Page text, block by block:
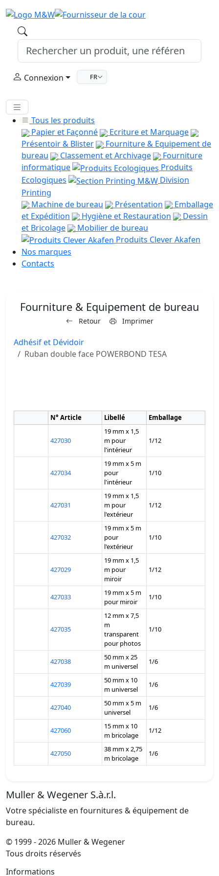
Connexion FR
Tous les produits
Papier et Façonné
Ecriture et Marquage
Présentoir & Blister
Fourniture & Equipement de
bureau
Classement et Archivage
Fourniture
informatique
Produits
Ecologiques
Division
Printing
Machine de bureau
Présentation
Emballage
et Expédition
Hygiène et Restauration
Dessin
et Bricolage
Mobilier de bureau
Produits Clever Akafen
Nos marques
Contacts
Fourniture & Equipement de bureau
Retour Imprimer
Adhésif et Dévidoir
Ruban double face POWERBOND TESA
N° Article Libellé Emballage
427030
19 mm x 1,5
m pour
l'intérieur
1/12
427034
19 mm x 5 m
pour
l'intérieur
1/10
427031
19 mm x 1,5
m pour
l'extérieur
1/12
427032
19 mm x 5 m
pour
l'extérieur
1/10
427029
19 mm x 1,5
m pour
miroir
1/12
427033
19 mm x 5 m
pour miroir
1/10
427035
12 mm x 7,5
m
transparent
pour photos
1/10
427038
50 mm x 25
m universel
1/6
427039
50 mm x 10
m universel
1/6
427040
50 mm x 5 m
universel
1/6
427060
15 mm x 10
m bricolage
1/12
427050
38 mm x 2,75
m bricolage
1/6
Muller & Wegener S.à.r.l.
Votre spécialiste en fournitures & équipement de
bureau.
© 1999 - 2026 Muller & Wegener
Tous droits réservés
Informations